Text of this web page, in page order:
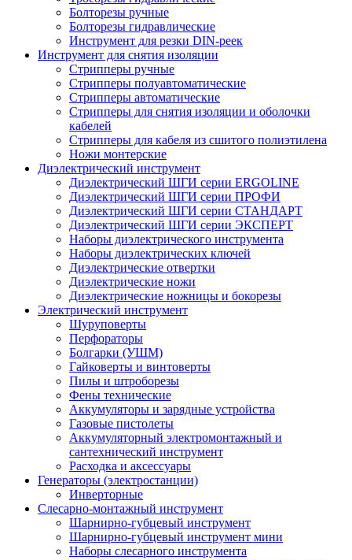
Болторезы ручные
Болторезы гидравлические
Инструмент для резки DIN-реек
Инструмент для снятия изоляции
Cтрипперы ручные
Cтрипперы полуавтоматические
Cтрипперы автоматические
Стрипперы для снятия изоляции и оболочки
кабелей
Стрипперы для кабеля из сшитого полиэтилена
Ножи монтерские
Диэлектрический инструмент
Диэлектрический ШГИ серии ERGOLINE
Диэлектрический ШГИ серии ПРОФИ
Диэлектрический ШГИ серии СТАНДАРТ
Диэлектрический ШГИ серии ЭКСПЕРТ
Наборы диэлектрического инструмента
Наборы диэлектрических ключей
Диэлектрические отвертки
Диэлектрические ножи
Диэлектрические ножницы и бокорезы
Электрический инструмент
Шуруповерты
Перфораторы
Болгарки (УШМ)
Гайковерты и винтоверты
Пилы и штроборезы
Фены технические
Аккумуляторы и зарядные устройства
Газовые пистолеты
Аккумуляторный электромонтажный и
сантехнический инструмент
Расходка и аксессуары
Генераторы (электростанции)
Инверторные
Слесарно-монтажный инструмент
Шарнирно-губцевый инструмент
Шарнирно-губцевый инструмент мини
Наборы слесарного инструмента